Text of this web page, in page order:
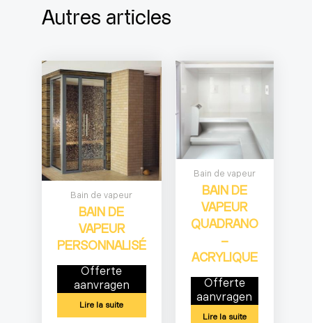
Autres articles
Bain de vapeur
BAIN DE
VAPEUR
PERSONNALISÉ
Offerte
aanvragen
Lire la suite
Bain de vapeur
BAIN DE
VAPEUR
QUADRANO
–
ACRYLIQUE
Offerte
aanvragen
Lire la suite